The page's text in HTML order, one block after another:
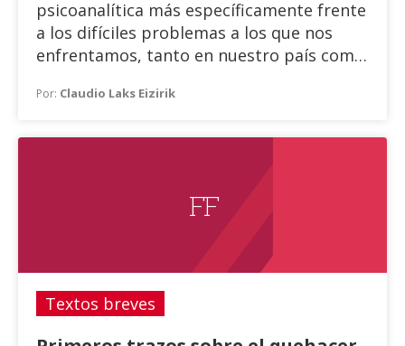
psicoanalítica más específicamente frente
a los difíciles problemas a los que nos
enfrentamos, tanto en nuestro país como
la idea de que el mundo que nos importa
Por: Claudio Laks Eizirik
F F
Textos breves